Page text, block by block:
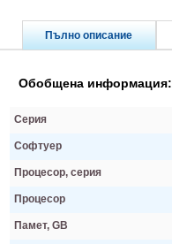
Пълно описание
Обобщена информация:
Серия
Софтуер
Процесор, серия
Процесор
Памет, GB